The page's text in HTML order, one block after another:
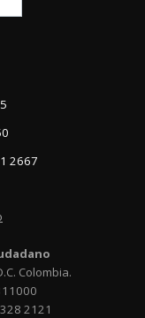
2667
Colombia.
2121